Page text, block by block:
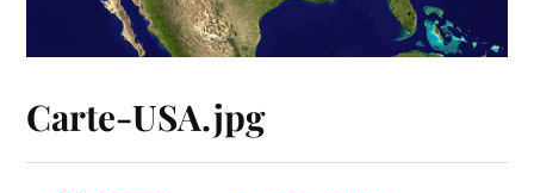
Carte-USA.jpg